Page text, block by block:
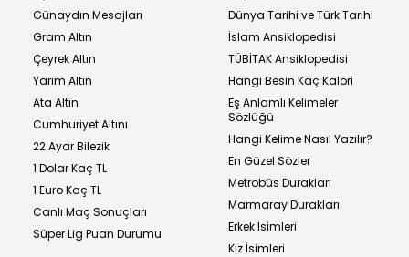
Günaydın Mesajları
Gram Altın
Çeyrek Altın
Yarım Altın
Ata Altın
Cumhuriyet Altını
22 Ayar Bilezik
1 Dolar Kaç TL
1 Euro Kaç TL
Canlı Maç Sonuçları
Süper Lig Puan Durumu
Dünya Tarihi ve Türk Tarihi
İslam Ansiklopedisi
TÜBİTAK Ansiklopedisi
Hangi Besin Kaç Kalori
Eş Anlamlı Kelimeler
Sözlüğü
Hangi Kelime Nasıl Yazılır?
En Güzel Sözler
Metrobüs Durakları
Marmaray Durakları
Erkek İsimleri
Kız İsimleri